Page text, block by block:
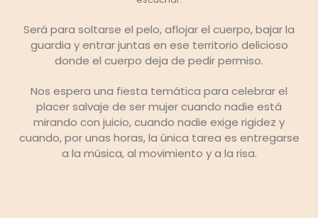
Será para soltarse el pelo, aflojar el cuerpo, bajar la
guardia y entrar juntas en ese territorio delicioso
donde el cuerpo deja de pedir permiso.
Nos espera una fiesta temática para celebrar el
placer salvaje de ser mujer cuando nadie está
mirando con juicio, cuando nadie exige rigidez y
cuando, por unas horas, la única tarea es entregarse
a la música, al movimiento y a la risa.